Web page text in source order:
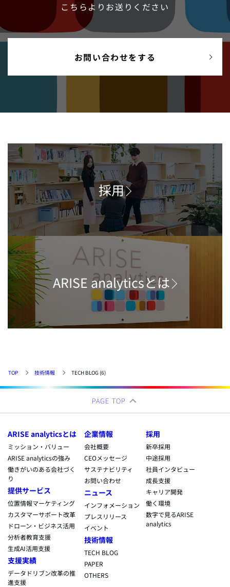
こちらよりお送りください
お問い合わせをする
採用
ARISE analyticsとは
TOP 技術情報 TECH BLOG (6)
PAGE TOP
ARISE analyticsとは
ミッション・バリュー
ARISE analyticsの強み
働きがいのある会社づく
り
提供サービス
位置情報マーケティング
カスタマーサポート改革
ドローン・ビジネス活用
分析者教育支援
生成AI活用支援
支援実績
データドリブン改革の推
進支援
企業情報
会社概要
CEOメッセージ
サステナビリティ
お問い合わせ
ニュース
インフォメーション
プレスリリース
イベント
技術情報
TECH BLOG
PAPER
OTHERS
採用
新卒採用
中途採用
社員インタビュー
成長支援
キャリア開発
働く環境
数字で見るARISE
analytics